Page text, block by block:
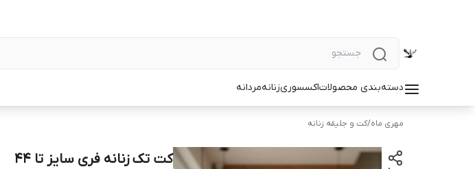
دسته‌بندی محصولاتاکسسوریزنانهمردانه
مهری ماه/کت و جلیقه زنانه
کت تک زنانه فری سایز تا ۴۴